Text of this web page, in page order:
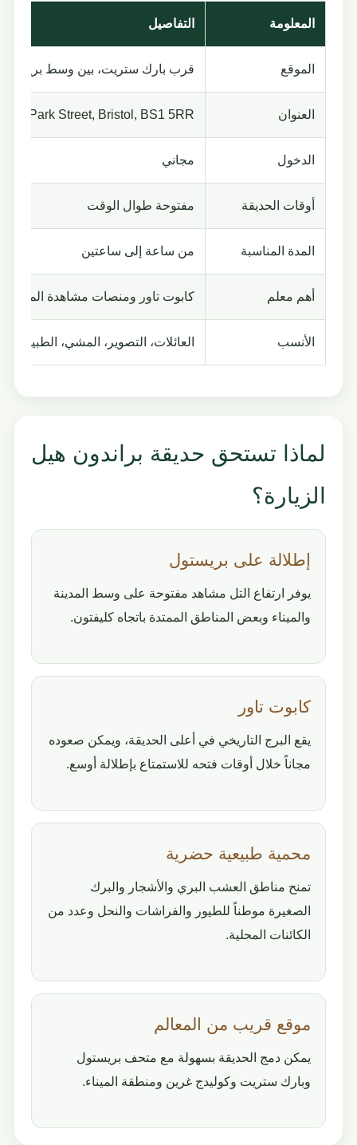
المعلومة التفاصيل
الموقع قرب بارك ستريت، بين وسط بريستول
العنوان Park Street, Bristol, BS1 5RR
الدخول مجاني
أوقات الحديقة مفتوحة طوال الوقت
المدة المناسبة من ساعة إلى ساعتين
أهم معلم كابوت تاور ومنصات مشاهدة المدينة
الأنسب العائلات، التصوير، المشي، الطبيعة
لماذا تستحق حديقة براندون هيل
الزيارة؟
إطلالة على بريستول
يوفر ارتفاع التل مشاهد مفتوحة على وسط المدينة
والميناء وبعض المناطق الممتدة باتجاه كليفتون.
كابوت تاور
يقع البرج التاريخي في أعلى الحديقة، ويمكن صعوده
مجاناً خلال أوقات فتحه للاستمتاع بإطلالة أوسع.
محمية طبيعية حضرية
تمنح مناطق العشب البري والأشجار والبرك
الصغيرة موطناً للطيور والفراشات والنحل وعدد من
الكائنات المحلية.
موقع قريب من المعالم
يمكن دمج الحديقة بسهولة مع متحف بريستول
وبارك ستريت وكوليدج غرين ومنطقة الميناء.